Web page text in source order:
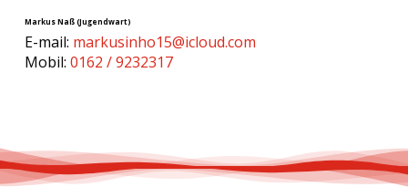
Markus Naß (Jugendwart)
E-mail: markusinho15@icloud.com
Mobil: 0162 / 9232317